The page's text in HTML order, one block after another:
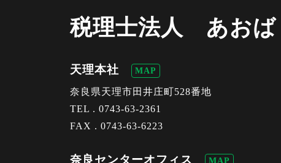
税理士法人 あおば
天理本社 MAP
奈良県天理市田井庄町528番地
TEL . 0743-63-2361
FAX . 0743-63-6223
奈良センターオフィス MAP